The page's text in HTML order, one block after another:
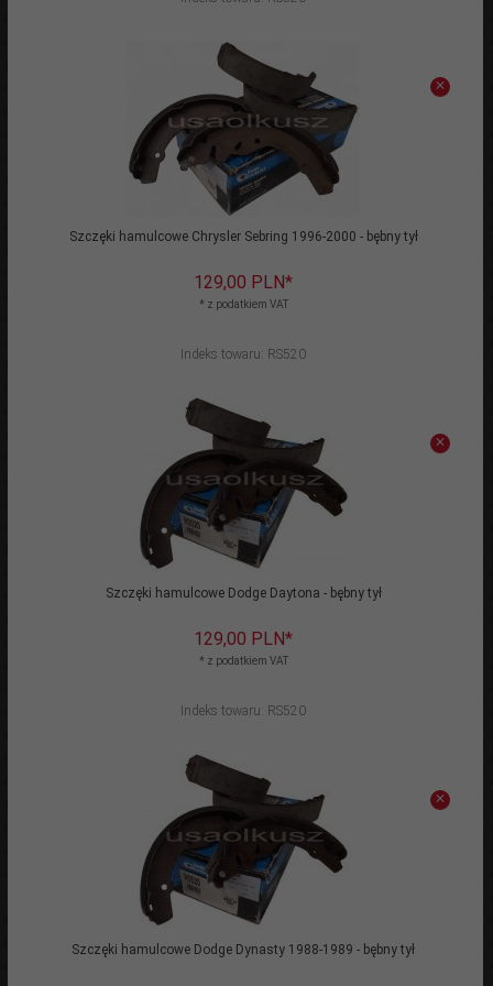
Szczęki hamulcowe Chrysler Sebring 1996-2000 - bębny tył
129,00 PLN*
* z podatkiem VAT
Indeks towaru: RS520
Szczęki hamulcowe Dodge Daytona - bębny tył
129,00 PLN*
* z podatkiem VAT
Indeks towaru: RS520
Szczęki hamulcowe Dodge Dynasty 1988-1989 - bębny tył